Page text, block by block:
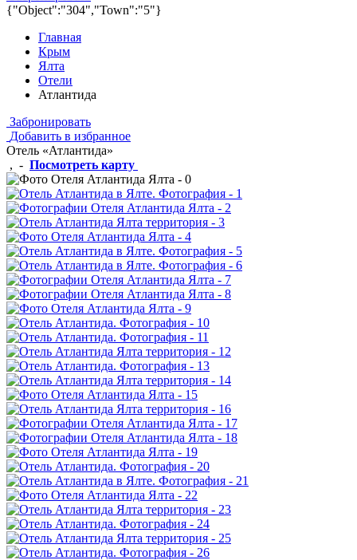
{"Object":"304","Town":"5"}
Главная
Крым
Ялта
Отели
Атлантида
Забронировать
Добавить в избранное
Отель «Атлантида»
, - Посмотреть карту